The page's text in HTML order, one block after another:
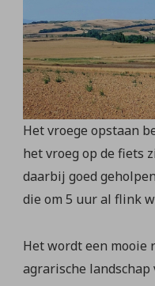
Het vroege opstaan
het vroeg op de fiets
daarbij goed
die om 5 uur al flink
Het wordt een
agrarische landschap